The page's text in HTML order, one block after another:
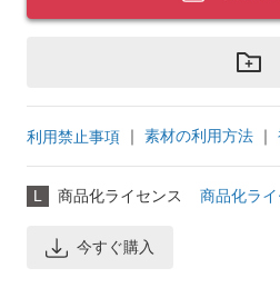
利用禁止事項 ｜ 素材の利用方法 ｜
L 商品化ライセンス 商品化ラ
今すぐ購入